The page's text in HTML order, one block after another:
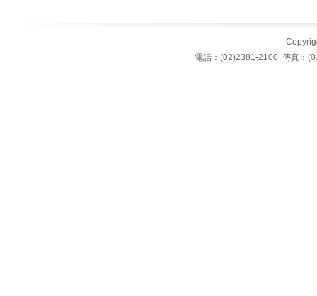
電話：(02)2381-2100 傳真：